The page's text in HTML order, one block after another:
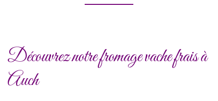
Découvrez notre fromage vache frais à
Auch